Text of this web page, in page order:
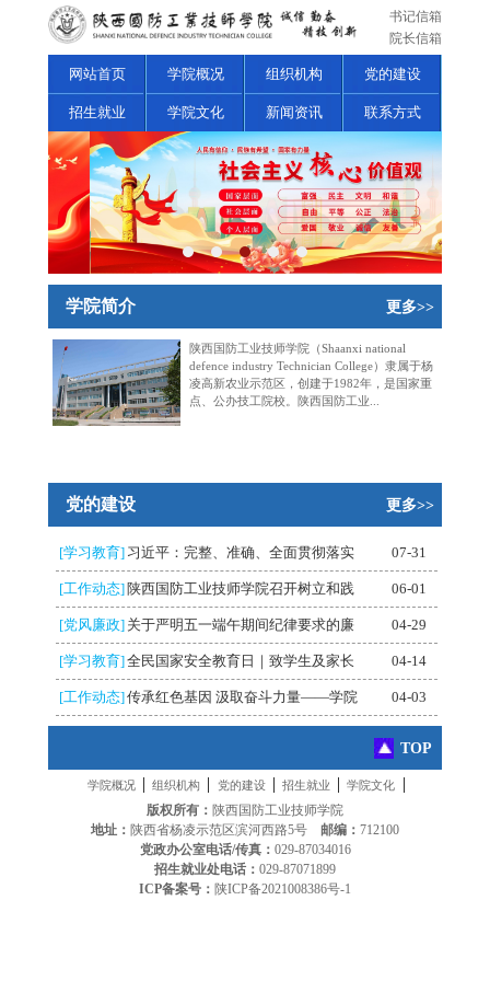
书记信箱
院长信箱
网站首页 学院概况 组织机构 党的建设
招生就业 学院文化 新闻资讯 联系方式
学院简介 更多>>
陕西国防工业技师学院（Shaanxi national
defence industry Technician College）隶属于杨
凌高新农业示范区，创建于1982年，是国家重
点、公办技工院校。陕西国防工业...
党的建设 更多>>
[学习教育] 习近平：完整、准确、全面贯彻落实 07-31
[工作动态] 陕西国防工业技师学院召开树立和践 06-01
[党风廉政] 关于严明五一端午期间纪律要求的廉 04-29
[学习教育]全民国家安全教育日｜致学生及家长 04-14
[工作动态]传承红色基因 汲取奋斗力量——学院 04-03
TOP
学院概况 | 组织机构 | 党的建设 | 招生就业 | 学院文化 |
版权所有： 陕西国防工业技师学院
地址： 陕西省杨凌示范区滨河西路5号 邮编： 712100
党政办公室电话/传真： 029-87034016
招生就业处电话： 029-87071899
ICP备案号： 陕ICP备2021008386号-1